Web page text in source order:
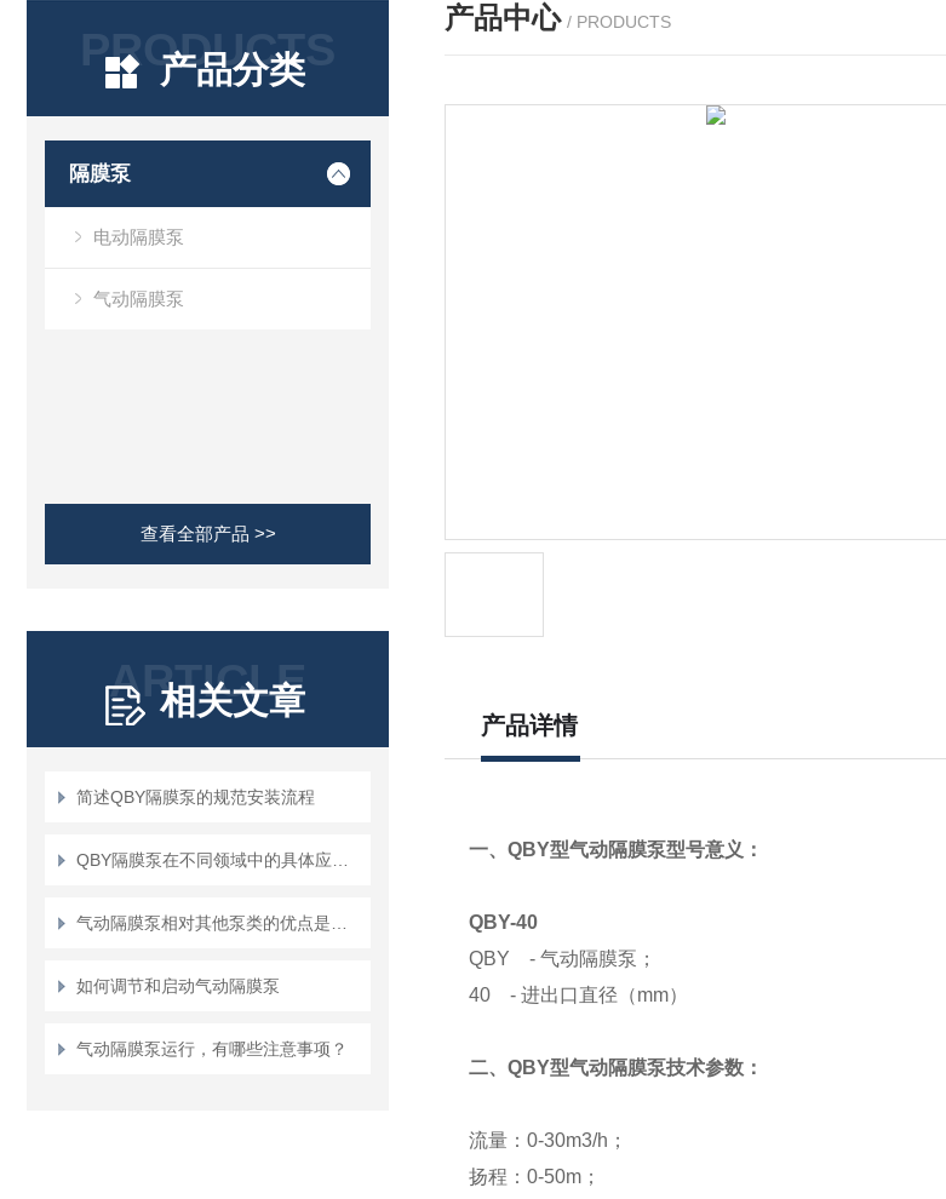
PRODUCTS
产品分类
隔膜泵
电动隔膜泵
气动隔膜泵
查看全部产品 >>
ARTICLE
相关文章
简述QBY隔膜泵的规范安装流程
如何调节和启动气动隔膜泵
气动隔膜泵运行，有哪些注意事项？
产品中心 / PRODUCTS
产品详情
一、QBY型气动隔膜泵型号意义：
QBY-40
QBY - 气动隔膜泵；
40 - 进出口直径（mm）
二、QBY型气动隔膜泵技术参数：
流量：0-30m3/h；
扬程：0-50m；